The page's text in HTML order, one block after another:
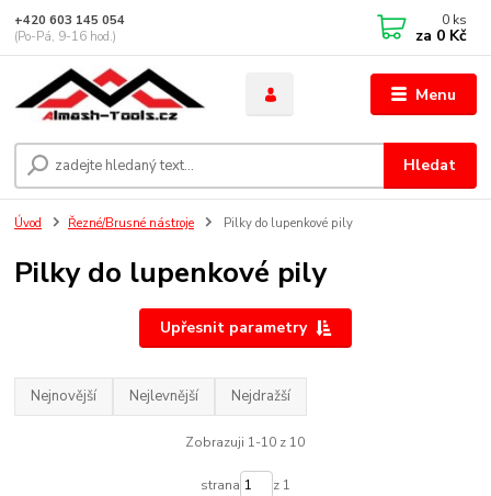
Menu
Hledat
+420 603 145 054
(Po-Pá, 9-16 hod.)
0 ks
za 0 Kč
Úvod Řezné/Brusné nástroje Pilky do lupenkové pily
Pilky do lupenkové pily
Upřesnit parametry
Nejnovější Nejlevnější Nejdražší
Zobrazuji 1-10 z 10
strana z 1